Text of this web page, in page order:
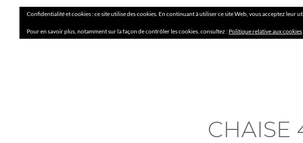
Confidentialité et cookies : ce site utilise des cookies. En continuant à utiliser ce site Web, vous acceptez leur
Pour en savoir plus, notamment sur la façon de contrôler les cookies, consultez : Politique relative aux cookies
CHAISE